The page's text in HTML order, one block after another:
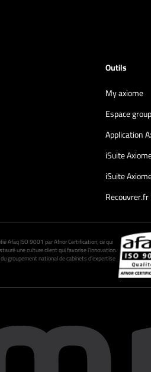
Outils
My axiome
Espace
Application
iSuite
iSuite
Recouvrer.fr
Afaq ISO 9001 par Afnor Certification, ce qui
une culture client qui favorise l’innovation.
groupement national de cabinets d’expertise